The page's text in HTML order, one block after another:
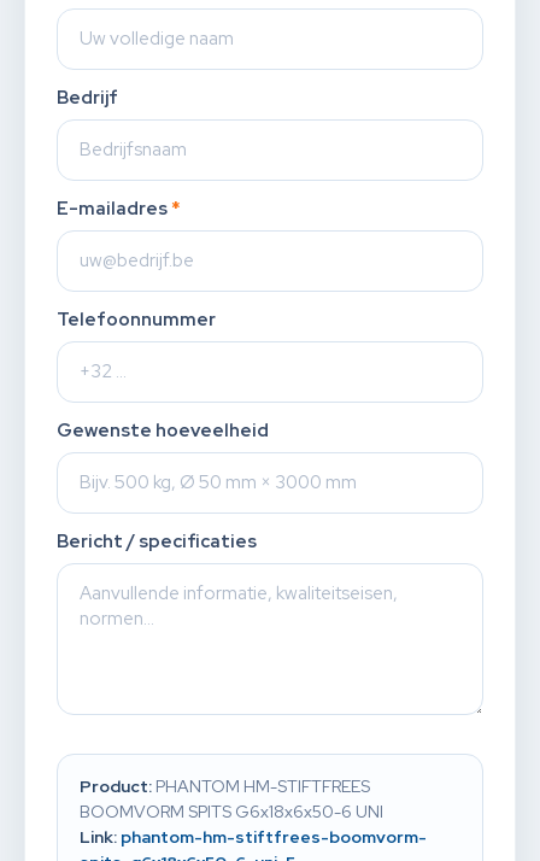
Bedrijf
E-mailadres *
Telefoonnummer
Gewenste hoeveelheid
Bericht / specificaties
Product: PHANTOM HM-STIFTFREES
BOOMVORM SPITS G6x18x6x50-6 UNI
Link: phantom-hm-stiftfrees-boomvorm-